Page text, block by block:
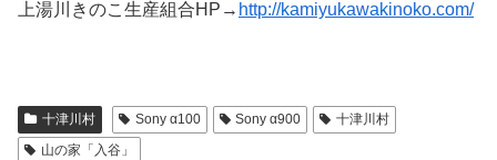
上湯川きのこ生産組合HP→ http://kamiyukawakinoko.com/
十津川村 Sony α100 Sony α900
十津川村
山の家「入谷」